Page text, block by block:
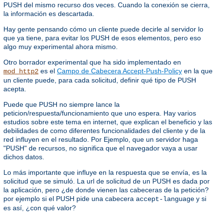
PUSH del mismo recurso dos veces. Cuando la conexión se cierra,
la información es descartada.
Hay gente pensando cómo un cliente puede decirle al servidor lo
que ya tiene, para evitar los PUSH de esos elementos, pero eso
algo muy experimental ahora mismo.
Otro borrador experimental que ha sido implementado en
mod_http2 es el Campo de Cabecera Accept-Push-Policy en la que
un cliente puede, para cada solicitud, definir qué tipo de PUSH
acepta.
Puede que PUSH no siempre lance la
peticion/respuesta/funcionamiento que uno espera. Hay varios
estudios sobre este tema en internet, que explican el beneficio y las
debilidades de como diferentes funcionalidades del cliente y de la
red influyen en el resultado. Por Ejemplo, que un servidor haga
"PUSH" de recursos, no significa que el navegador vaya a usar
dichos datos.
Lo más importante que influye en la respuesta que se envía, es la
solicitud que se simuló. La url de solicitud de un PUSH es dada por
la aplicación, pero ¿de donde vienen las cabeceras de la petición?
por ejemplo si el PUSH pide una cabecera accept-language y si
es así, ¿con qué valor?